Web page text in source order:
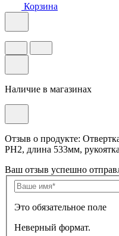
Корзина
Наличие в магазинах
Отзыв о продукте:
РН2, длина 533мм,
Ваш отзыв успешно
Это обязательное поле
Неверный формат.